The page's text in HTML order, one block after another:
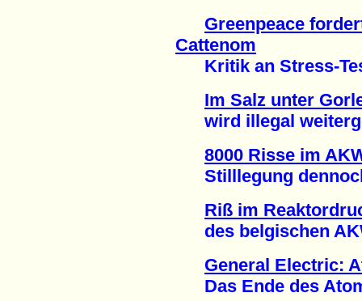
Greenpeace
Cattenom
Kritik an Stress-
Im Salz unter
wird illegal
8000 Risse im
Stilllegung
Riß im
des belgischen
General Electric:
Das Ende des